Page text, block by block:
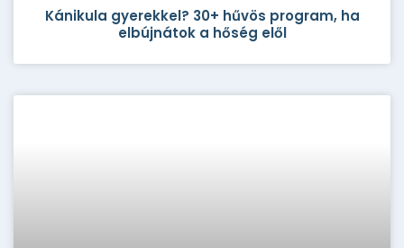
Kánikula gyerekkel? 30+ hűvös program, ha
elbújnátok a hőség elől